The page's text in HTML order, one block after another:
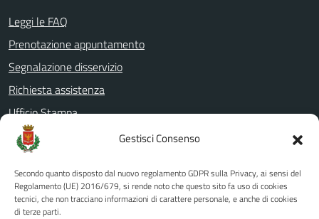
Gestisci Consenso
Secondo quanto disposto dal nuovo regolamento GDPR sulla Privacy, ai sensi del
Regolamento (UE) 2016/679, si rende noto che questo sito fa uso di cookies
tecnici, che non tracciano informazioni di carattere personale, e anche di cookies
di terze parti.
Leggi le FAQ
Prenotazione appuntamento
Segnalazione disservizio
Richiesta assistenza
Ufficio Stampa
Amministrazione Trasparente
Albo pretorio
Informativa privacy
Note legali